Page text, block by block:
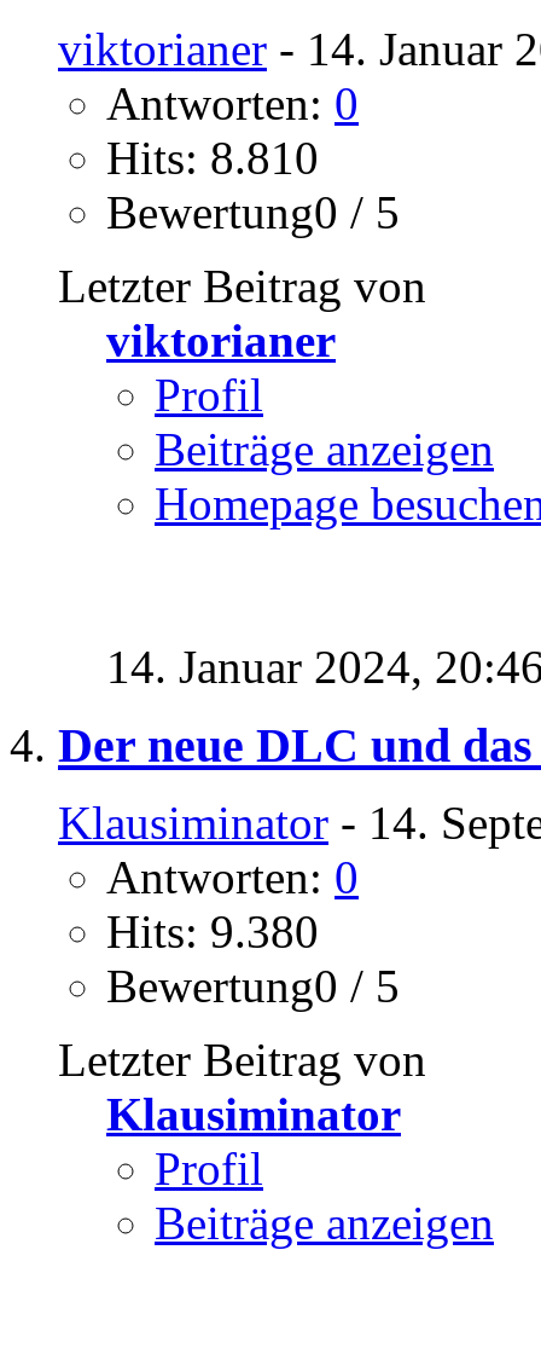
viktorianer - 14. Januar
Antworten: 0
Hits: 8.810
Bewertung0 / 5
Letzter Beitrag von
viktorianer
Profil
Beiträge anzeigen
Homepage
14. Januar 2024,
Der neue DLC und
Klausiminator - 14.
Antworten: 0
Hits: 9.380
Bewertung0 / 5
Letzter Beitrag von
Klausiminator
Profil
Beiträge anzeigen